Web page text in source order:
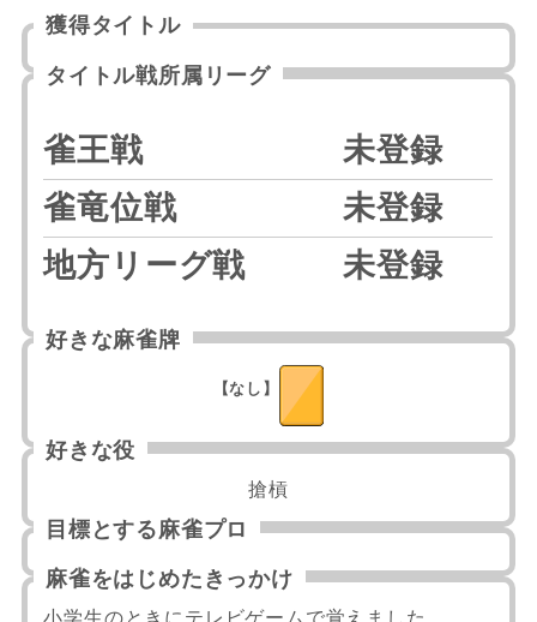
獲得タイトル
タイトル戦所属リーグ
雀王戦
未登録
雀竜位戦
未登録
地方リーグ戦
未登録
好きな麻雀牌
【なし】
好きな役
搶槓
目標とする麻雀プロ
麻雀をはじめたきっかけ
小学生のときにテレビゲームで覚えました。